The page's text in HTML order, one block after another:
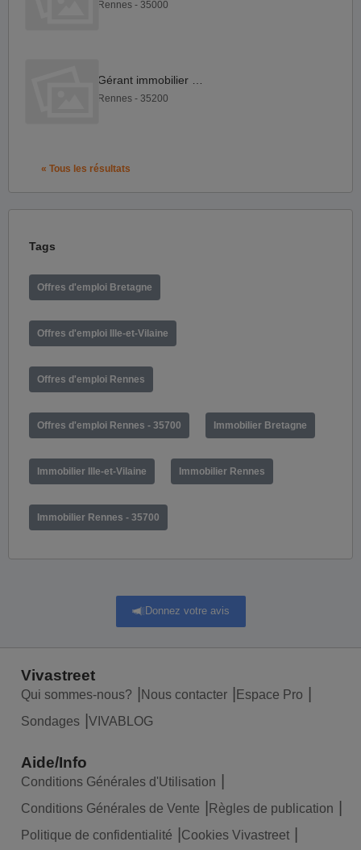
Rennes - 35000
Rennes - 35200
« Tous les résultats
Tags
Offres d'emploi Bretagne
Offres d'emploi Ille-et-Vilaine
Offres d'emploi Rennes
Offres d'emploi Rennes - 35700 Immobilier Bretagne
Immobilier Ille-et-Vilaine Immobilier Rennes
Immobilier Rennes - 35700
Donnez votre avis
Vivastreet
Qui sommes-nous? Nous contacter
Espace Pro
Sondages
VIVABLOG
Aide/Info
Conditions Générales d'Utilisation
Conditions Générales de Vente
Règles de publication
Politique de confidentialité
Cookies Vivastreet